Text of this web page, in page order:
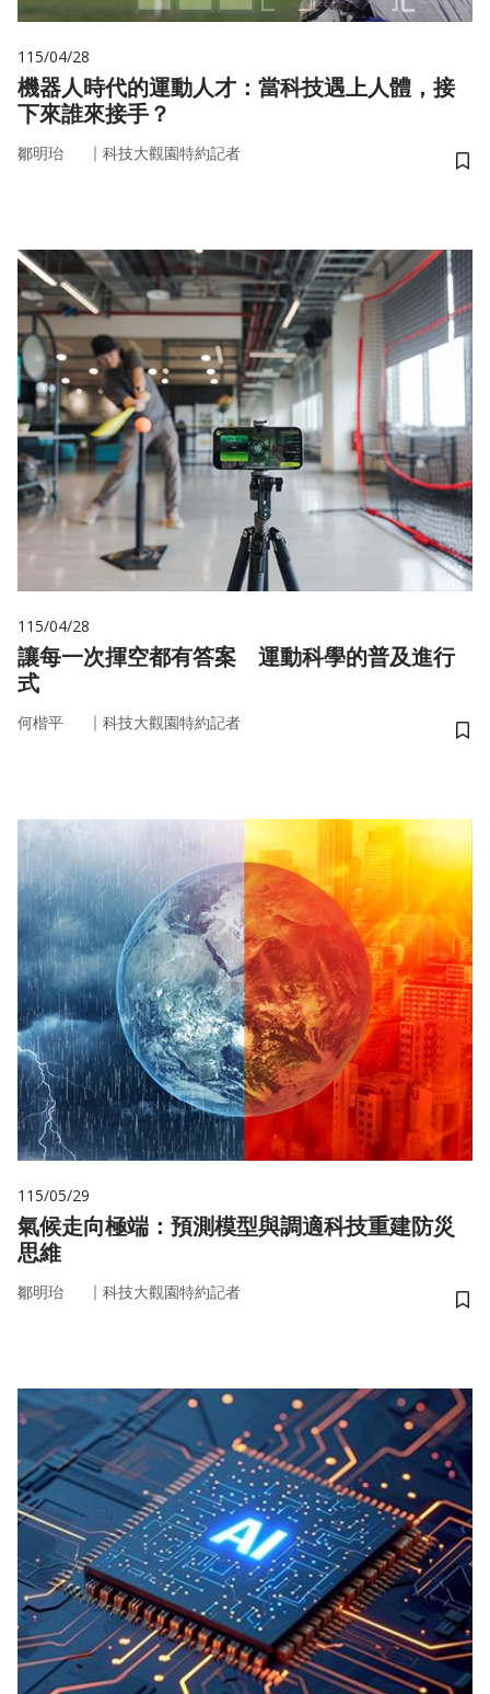
115/04/28
機器人時代的運動人才：當科技遇上人體，接
下來誰來接手？
鄒明珆 ｜ 科技大觀園特約記者
儲
115/04/28
讓每一次揮空都有答案 運動科學的普及進行
式
何楷平 ｜ 科技大觀園特約記者
儲
115/05/29
氣候走向極端：預測模型與調適科技重建防災
思維
鄒明珆 ｜ 科技大觀園特約記者
儲